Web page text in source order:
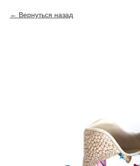
Вернуться назад